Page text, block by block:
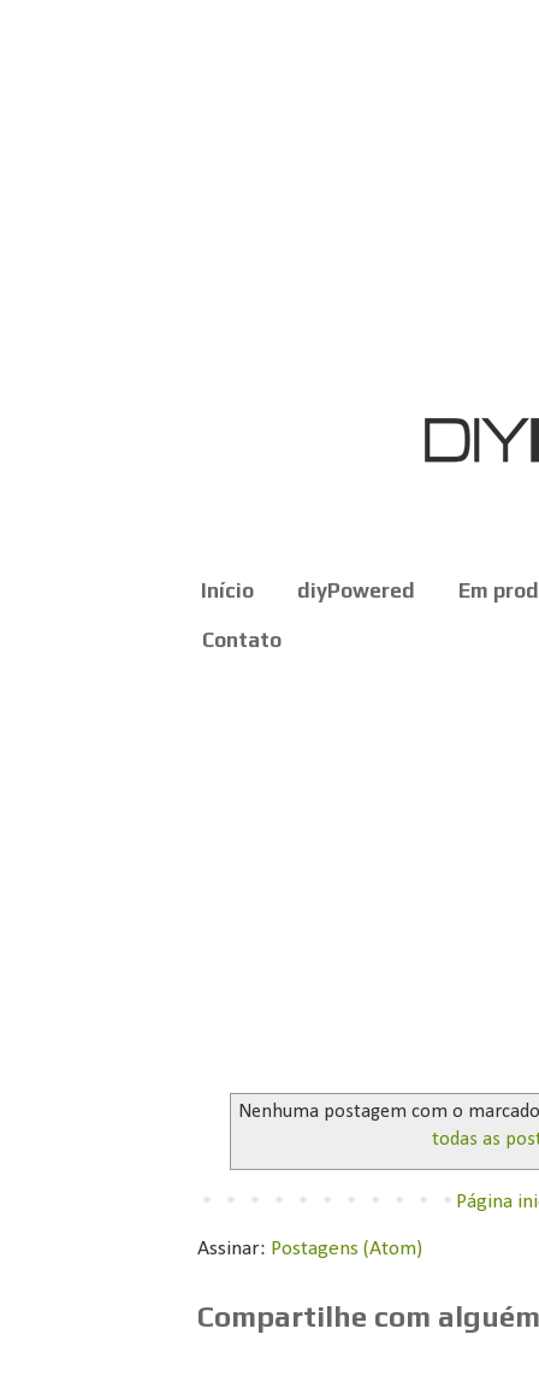
Início diyPowered Em
Contato
Nenhuma postagem com o
todas as
Página
Assinar: Postagens (Atom)
Compartilhe com